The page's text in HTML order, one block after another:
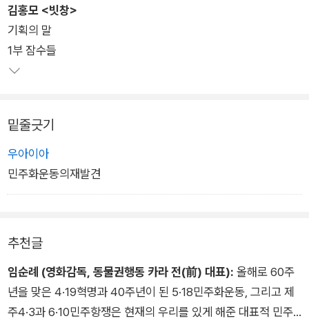
김홍모 <빗창>
기획의 말
1부 잠수들
밑줄긋기
우아이아
민주화운동의재발견
추천글
임순례 (영화감독, 동물권행동 카라 전(前) 대표): 올해로 60주
년을 맞은 4·19혁명과 40주년이 된 5·18민주화운동, 그리고 제
주4·3과 6·10민주항쟁은 현재의 우리를 있게 해준 대표적 민주